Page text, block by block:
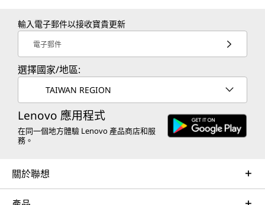
輸入電子郵件以接收寶貴更新
電子郵件
選擇國家/地區:
TAIWAN REGION
Lenovo 應用程式
在同一個地方體驗 Lenovo 產品商店和服
務。
關於聯想